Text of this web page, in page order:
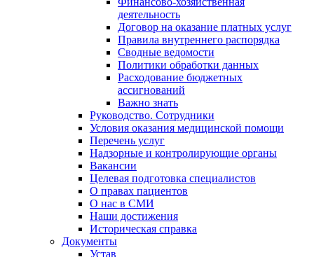
деятельность
Договор на оказание платных услуг
Правила внутреннего распорядка
Сводные ведомости
Политики обработки данных
Расходование бюджетных
ассигнований
Важно знать
Руководство. Сотрудники
Условия оказания медицинской помощи
Перечень услуг
Надзорные и контролирующие органы
Вакансии
Целевая подготовка специалистов
О правах пациентов
О нас в СМИ
Наши достижения
Историческая справка
Документы
Устав